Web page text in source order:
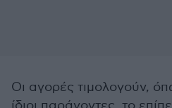
Οι αγορές τιμολογούν,